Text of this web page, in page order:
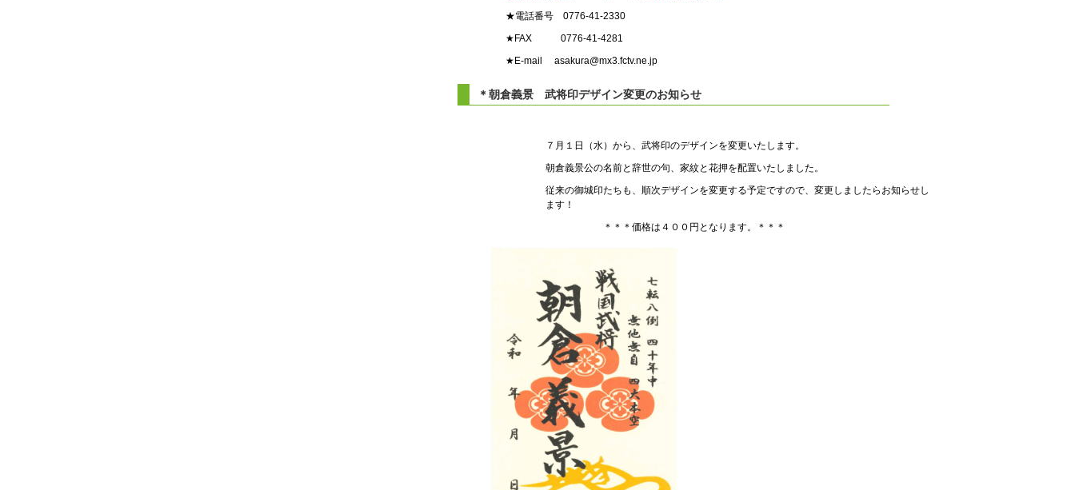
★電話番号 0776-41-2330
★FAX 0776-41-4281
★E-mail asakura@mx3.fctv.ne.jp
＊朝倉義景 武将印デザイン変更のお知らせ
７月１日（水）から、武将印のデザインを変更いたします。
朝倉義景公の名前と辞世の句、家紋と花押を配置いたしました。
従来の御城印たちも、順次デザインを変更する予定ですので、変更しましたらお知らせし
ます！
＊＊＊価格は４００円となります。＊＊＊